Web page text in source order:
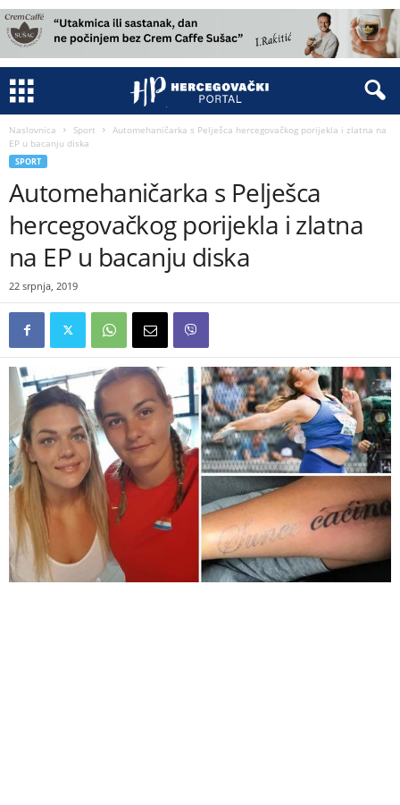
Naslovnica Sport
Automehaničarka s Pelješca hercegovačkog porijekla i zlatna na
EP u bacanju diska
SPORT
Automehaničarka s Pelješca
hercegovačkog porijekla i zlatna
na EP u bacanju diska
22 srpnja, 2019